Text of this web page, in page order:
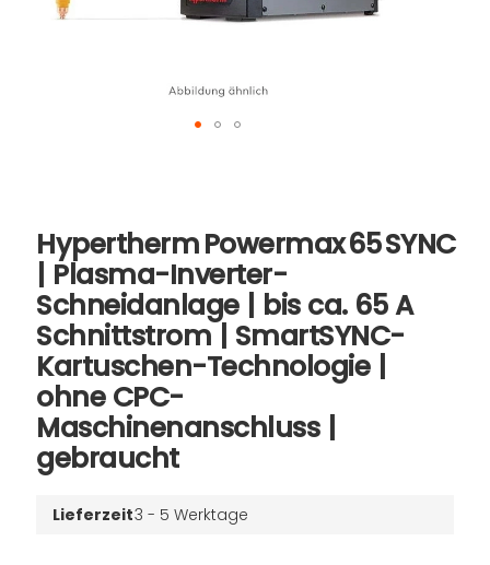
of
the
images
gallery
Hypertherm Powermax 65 SYNC
| Plasma-Inverter-
Schneidanlage | bis ca. 65 A
Schnittstrom | SmartSYNC-
Kartuschen-Technologie |
ohne CPC-
Maschinenanschluss |
gebraucht
Lieferzeit3 - 5 Werktage